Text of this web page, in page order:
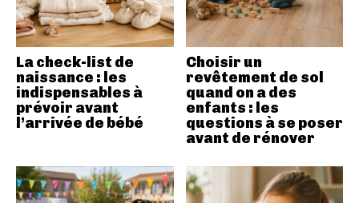
La check-list de
naissance : les
indispensables à
prévoir avant
l’arrivée de bébé
Choisir un
revêtement de sol
quand on a des
enfants : les
questions à se poser
avant de rénover